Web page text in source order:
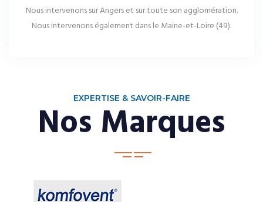
Nous intervenons sur Angers et sur toute son agglomération.
Nous intervenons également dans le Maine-et-Loire (49).
EXPERTISE & SAVOIR-FAIRE
Nos Marques